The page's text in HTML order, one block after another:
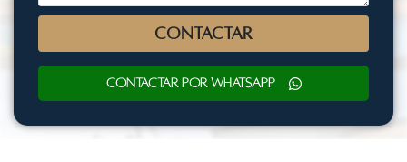
CONTACTAR
Contactar por WhatsApp